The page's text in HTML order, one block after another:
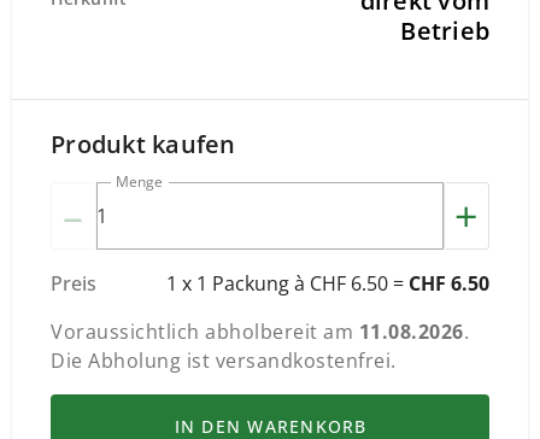
Betrieb
Produkt kaufen
–
Menge
+
Preis 1 x 1 Packung à CHF 6.50 = CHF 6.50
Voraussichtlich abholbereit am 11.08.2026.
Die Abholung ist versandkostenfrei.
IN DEN WARENKORB